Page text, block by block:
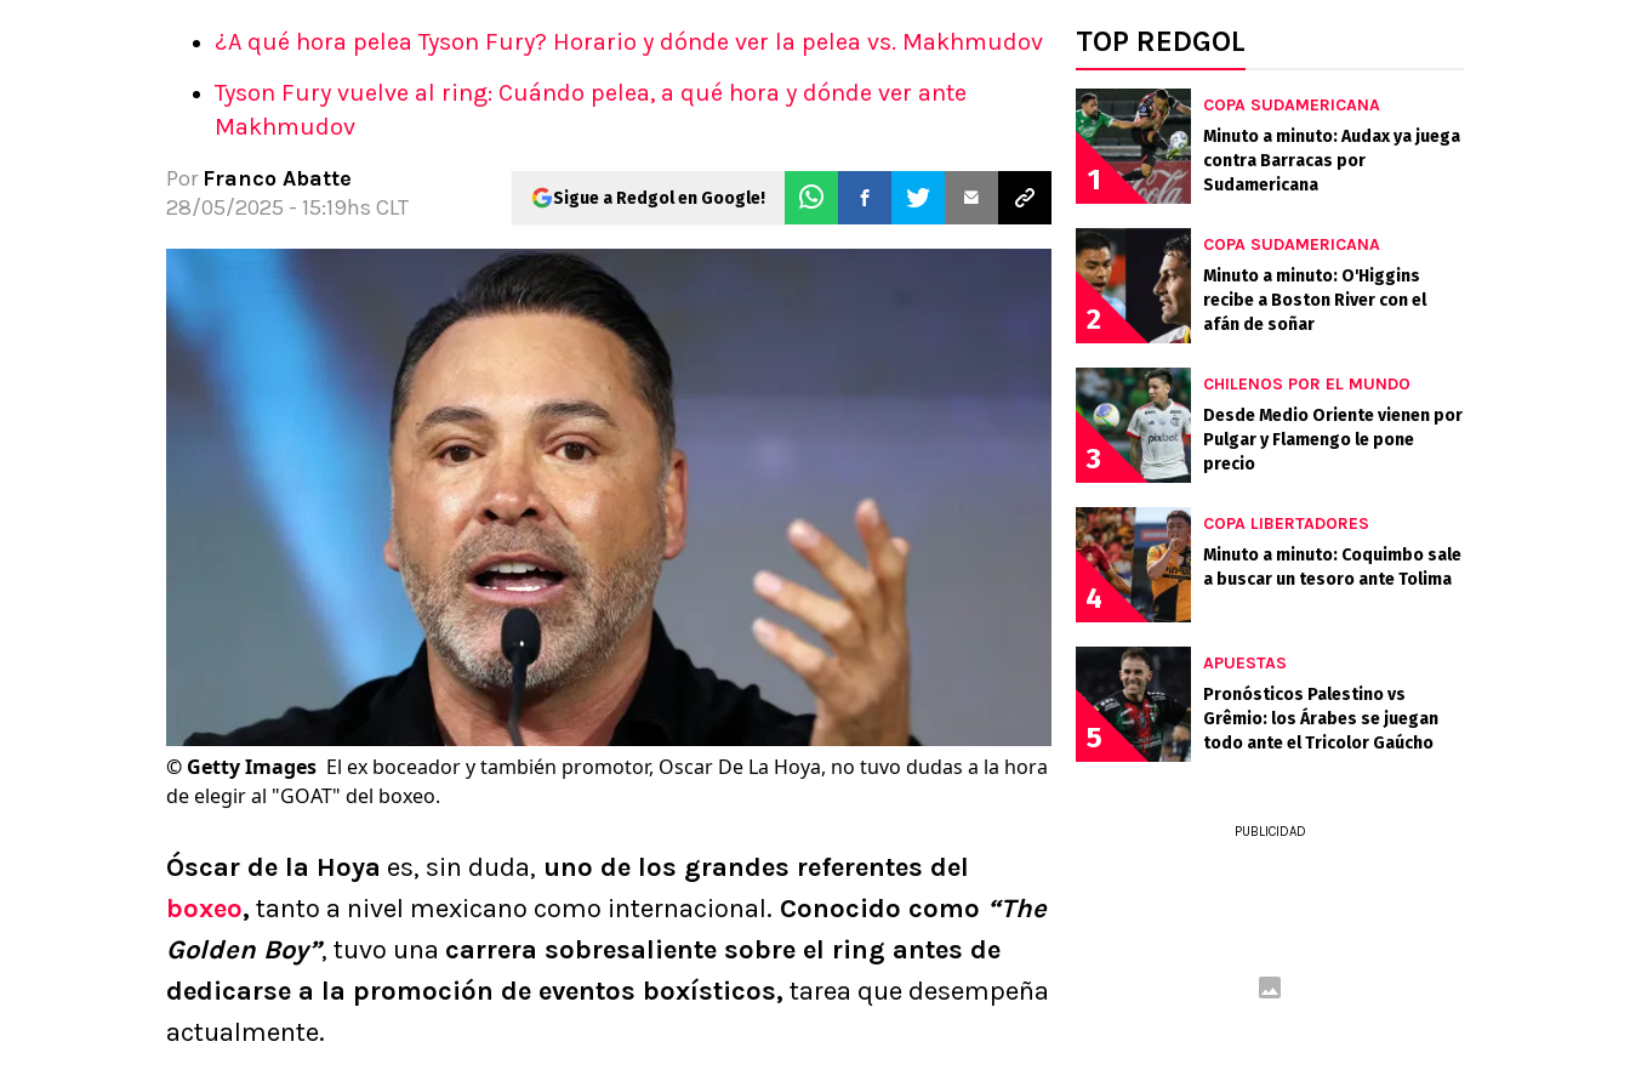
Apuesta del día
¿A qué hora pelea Tyson Fury? Horario y dónde ver la pelea vs. Makhmudov
Tyson Fury vuelve al ring: Cuándo pelea, a qué hora y dónde ver ante
Makhmudov
Por Franco Abatte
28/05/2025 - 15:19hs CLT
Sigue a Redgol en Google!
© Getty Images El ex boceador y también promotor, Oscar De La Hoya, no tuvo dudas a la hora
de elegir al "GOAT" del boxeo.
Óscar de la Hoya es, sin duda, uno de los grandes referentes del
boxeo, tanto a nivel mexicano como internacional. Conocido como “The
Golden Boy”, tuvo una carrera sobresaliente sobre el ring antes de
dedicarse a la promoción de eventos boxísticos, tarea que desempeña
actualmente.
TOP REDGOL
1
COPA SUDAMERICANA
Minuto a minuto: Audax ya juega
contra Barracas por
Sudamericana
2
COPA SUDAMERICANA
Minuto a minuto: O'Higgins
recibe a Boston River con el
afán de soñar
3
CHILENOS POR EL MUNDO
Desde Medio Oriente vienen por
Pulgar y Flamengo le pone
precio
4
COPA LIBERTADORES
Minuto a minuto: Coquimbo sale
a buscar un tesoro ante Tolima
5
APUESTAS
Pronósticos Palestino vs
Grêmio: los Árabes se juegan
todo ante el Tricolor Gaúcho
PUBLICIDAD